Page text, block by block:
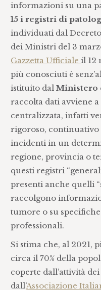
informazioni su una
15 i registri di
individuati dal
dei Ministri del 3
Gazzetta Ufficialeil 12
più conosciuti è
istituito dalMinistero
raccolta dati avviene
centralizzata, infatti
rigoroso,
incidenti in un
regione, provincia o
questi registri
presenti anche quelli
raccolgono
tumore o su
professionali.
Si stima che, al 2021,
circa il 70% della
coperte dall’attività
dall’Associazione